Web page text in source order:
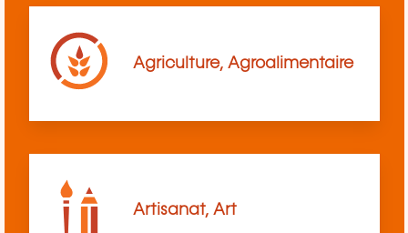
Agriculture, Agroalimentaire
Artisanat, Art